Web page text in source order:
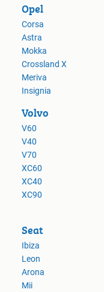
Opel
Corsa
Astra
Mokka
Crossland X
Meriva
Insignia
Volvo
V60
V40
V70
XC60
XC40
XC90
Seat
Ibiza
Leon
Arona
Mii